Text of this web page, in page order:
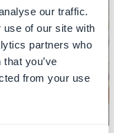
our traffic.
use of our site with
partners who
you’ve
from your use